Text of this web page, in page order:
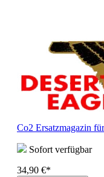
Co2 Ersatzmagazin
Sofort verfügbar
34,90 €*